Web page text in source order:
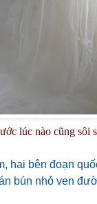
lúc nào cũng sôi
hai bên đoạn
bún nhỏ ven